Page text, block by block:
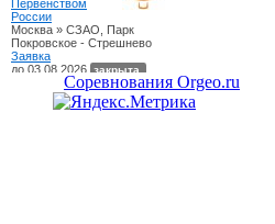
Соревнования Orgeo.ru